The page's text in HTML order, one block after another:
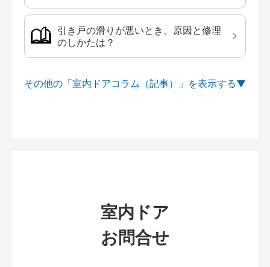
引き戸の滑りが悪いとき、原因と修理
のしかたは？
その他の「室内ドアコラム（記事）」を
室内ドア
お問合せ